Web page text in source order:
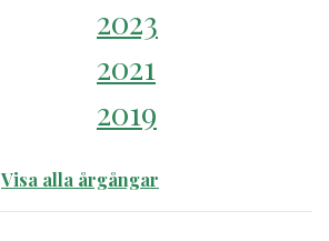
2023
2021
2019
Visa alla årgångar